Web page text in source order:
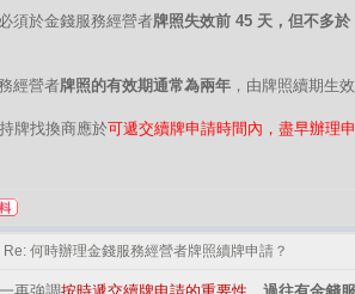
須於金錢服務經營者牌照失效前 45 天，但不多於
經營者牌照的有效期通常為兩年 ，由牌照續期生
牌找換商應於可遞交續牌申請時間內，盡早辦理
Re: 何時辦理金錢服務經營者牌照續牌申請？